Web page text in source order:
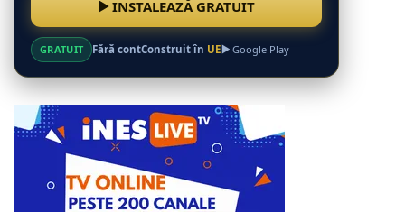
INSTALEAZĂ GRATUIT
GRATUIT Fără contConstruit în UE Google Play